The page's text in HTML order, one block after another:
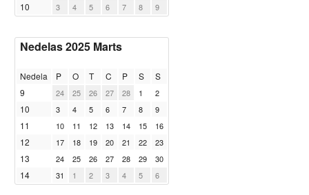
10 3 4 5 6 7 8 9
Nedelas 2025 Marts
Nedela P O T C P S
S
9
24 25 26 27 28 1 2
10 3 4 5 6 7 8 9
11 10 11 12 13 14 15 16
12 17 18 19 20 21 22 23
13 24 25 26 27 28 29 30
14 31 1 2 3 4 5 6